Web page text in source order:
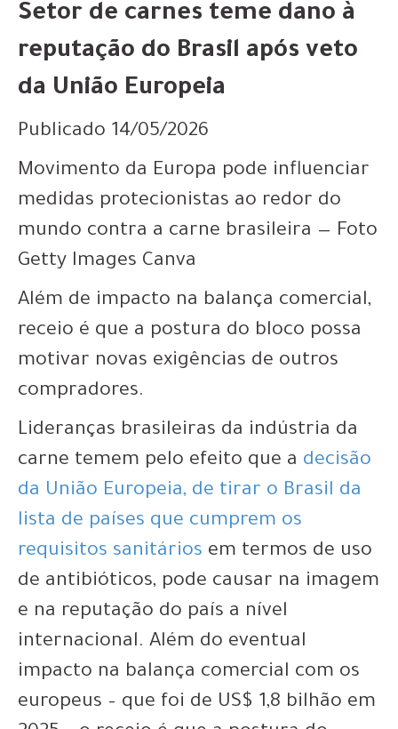
Setor de carnes teme dano à
reputação do Brasil após veto
da União Europeia
Publicado 14/05/2026
Movimento da Europa pode influenciar
medidas protecionistas ao redor do
mundo contra a carne brasileira — Foto
Getty Images Canva
Além de impacto na balança comercial,
receio é que a postura do bloco possa
motivar novas exigências de outros
compradores.
Lideranças brasileiras da indústria da
carne temem pelo efeito que a decisão
da União Europeia, de tirar o Brasil da
lista de países que cumprem os
requisitos sanitários em termos de uso
de antibióticos, pode causar na imagem
e na reputação do país a nível
internacional. Além do eventual
impacto na balança comercial com os
europeus – que foi de US$ 1,8 bilhão em